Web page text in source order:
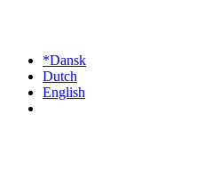
*Dansk
Dutch
English